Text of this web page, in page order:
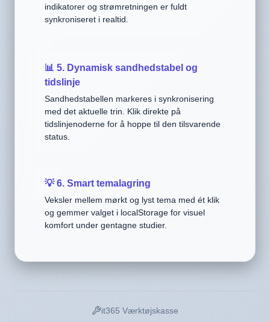
indikatorer og strømretningen er fuldt
synkroniseret i realtid.
📊 5. Dynamisk sandhedstabel og
tidslinje
Sandhedstabellen markeres i synkronisering
med det aktuelle trin. Klik direkte på
tidslinjenoderne for å hoppe til den tilsvarende
status.
💡 6. Smart temalagring
Veksler mellem mørkt og lyst tema med ét klik
og gemmer valget i localStorage for visuel
komfort under gentagne studier.
it365 Værktøjskasse